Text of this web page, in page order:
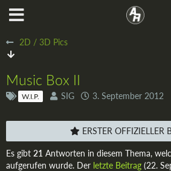
2D / 3D Pics
Music Box II
W.I.P. SIG 3. September 2012
ERSTER OFFIZIELLER
Es gibt 21 Antworten in diesem Thema,
aufgerufen wurde. Der letzte Beitrag (22.